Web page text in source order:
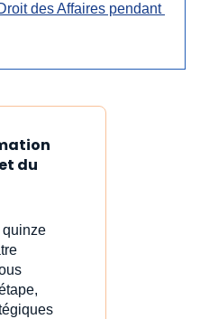
des Affaires pendant
du
quinze